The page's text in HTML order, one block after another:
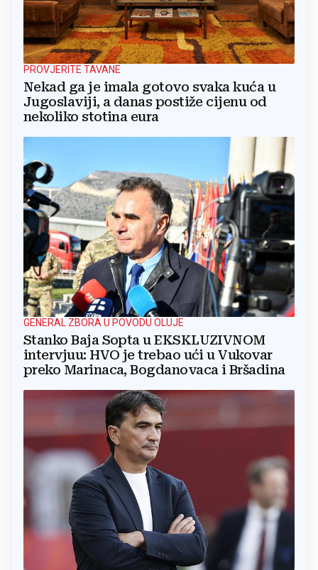
PROVJERITE TAVANE
Nekad ga je imala gotovo svaka kuća u
Jugoslaviji, a danas postiže cijenu od
nekoliko stotina eura
GENERAL ZBORA U POVODU OLUJE
Stanko Baja Sopta u EKSKLUZIVNOM
intervjuu: HVO je trebao ući u Vukovar
preko Marinaca, Bogdanovaca i Bršadina